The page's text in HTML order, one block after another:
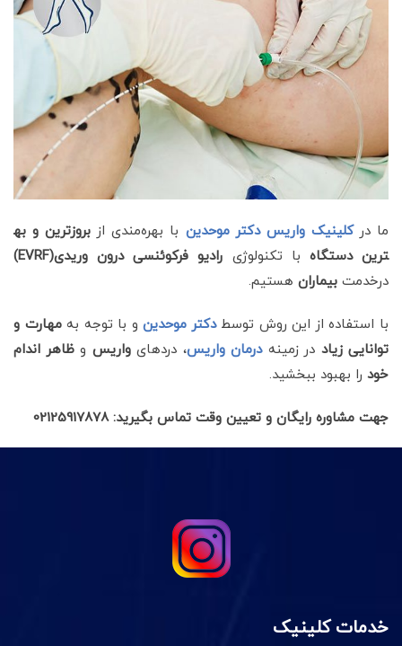
ما درکلینیک واریس دکتر موحدین با بهره‌مندی از بروزترین و به
ترین دستگاه با تکنولوژی رادیو فرکوئنسی درون وریدی(EVRF)
درخدمتبیماران هستیم.
با استفاده از این روش توسط دکتر موحدینو با توجه بهمهارت و
توانایی زیاد در زمینهدرمان واریس، دردهایواریس وظاهر اندام
خود را بهبود ببخشید.
جهت مشاوره رایگان و تعیین وقت تماس بگیرید: 02125917878
خدمات کلینیک